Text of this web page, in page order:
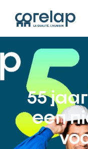
55
een